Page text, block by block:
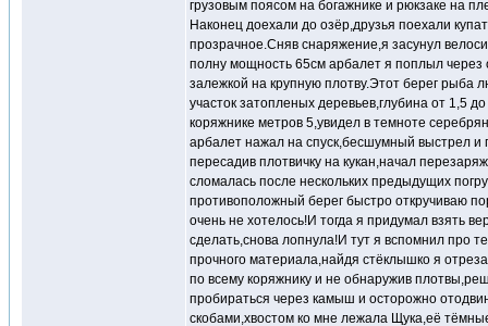
грузовым поясом на богажнике и рюкзаке на
Наконец доехали до озёр,друзья поехали
прозрачное.Сняв снаряжение,я засунул
полну мощность 65см арбалет я поплыл через
залежкой на крупную плотву.Этот берег рыба
участок затопленых деревьев,глубина от 1,5
коряжнике метров 5,увидел в темноте
арбалет нажал на спуск,бесшумный выстрел и
пересадив плотвичку на кукан,начал
сломалась после нескольких предыдущих
противоположный берег быстро откручиваю
очень не хотелось!И тогда я придумал взять
сделать,снова лопнула!И тут я вспомнил про
прочного материала,найдя стёклышко я
по всему коряжнику и не обнаружив
пробираться через камыш и осторожно
скобами,хвостом ко мне лежала Щука,её